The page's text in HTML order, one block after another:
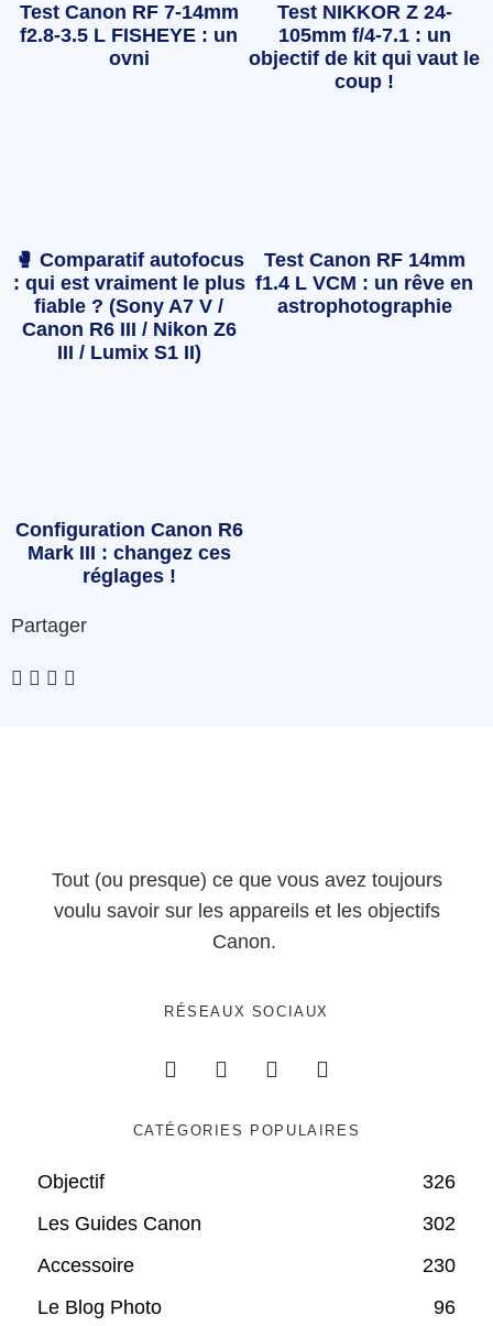
Test Canon RF 7-14mm
f2.8-3.5 L FISHEYE : un
ovni
Test NIKKOR Z 24-
105mm f/4-7.1 : un
objectif de kit qui vaut le
coup !
🥊 Comparatif autofocus
: qui est vraiment le plus
fiable ? (Sony A7 V /
Canon R6 III / Nikon Z6
III / Lumix S1 II)
Test Canon RF 14mm
f1.4 L VCM : un rêve en
astrophotographie
Configuration Canon R6
Mark III : changez ces
réglages !
Partager
Tout (ou presque) ce que vous avez toujours
voulu savoir sur les appareils et les objectifs
Canon.
RÉSEAUX SOCIAUX
CATÉGORIES POPULAIRES
Objectif
326
Les Guides Canon
302
Accessoire
230
Le Blog Photo
96